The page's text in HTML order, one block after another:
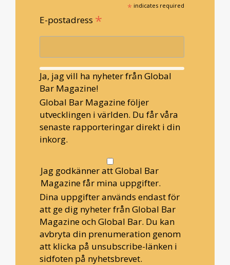
* indicates required
E-postadress *
Ja, jag vill ha nyheter från Global
Bar Magazine!
Global Bar Magazine följer
utvecklingen i världen. Du får våra
senaste rapporteringar direkt i din
inkorg.
Jag godkänner att Global Bar
Magazine får mina uppgifter.
Dina uppgifter används endast för
att ge dig nyheter från Global Bar
Magazine och Global Bar. Du kan
avbryta din prenumeration genom
att klicka på unsubscribe-länken i
sidfoten på nyhetsbrevet.